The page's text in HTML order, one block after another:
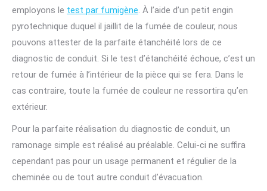
employons le test par fumigène. À l’aide d’un petit engin
pyrotechnique duquel il jaillit de la fumée de couleur, nous
pouvons attester de la parfaite étanchéité lors de ce
diagnostic de conduit. Si le test d’étanchéité échoue, c’est un
retour de fumée à l’intérieur de la pièce qui se fera. Dans le
cas contraire, toute la fumée de couleur ne ressortira qu’en
extérieur.
Pour la parfaite réalisation du diagnostic de conduit, un
ramonage simple est réalisé au préalable. Celui-ci ne suffira
cependant pas pour un usage permanent et régulier de la
cheminée ou de tout autre conduit d’évacuation.